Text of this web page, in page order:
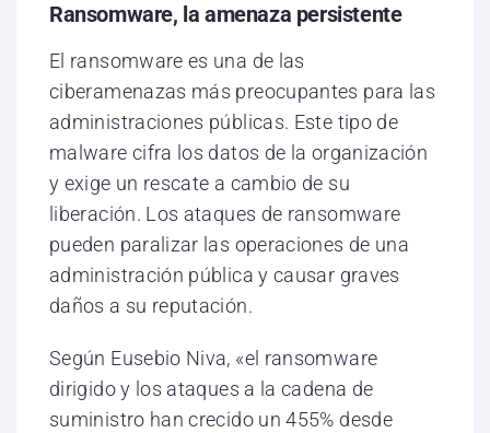
Ransomware, la amenaza persistente
El ransomware es una de las
ciberamenazas más preocupantes para las
administraciones públicas. Este tipo de
malware cifra los datos de la organización
y exige un rescate a cambio de su
liberación. Los ataques de ransomware
pueden paralizar las operaciones de una
administración pública y causar graves
daños a su reputación.
Según Eusebio Niva, «el ransomware
dirigido y los ataques a la cadena de
suministro han crecido un 455% desde